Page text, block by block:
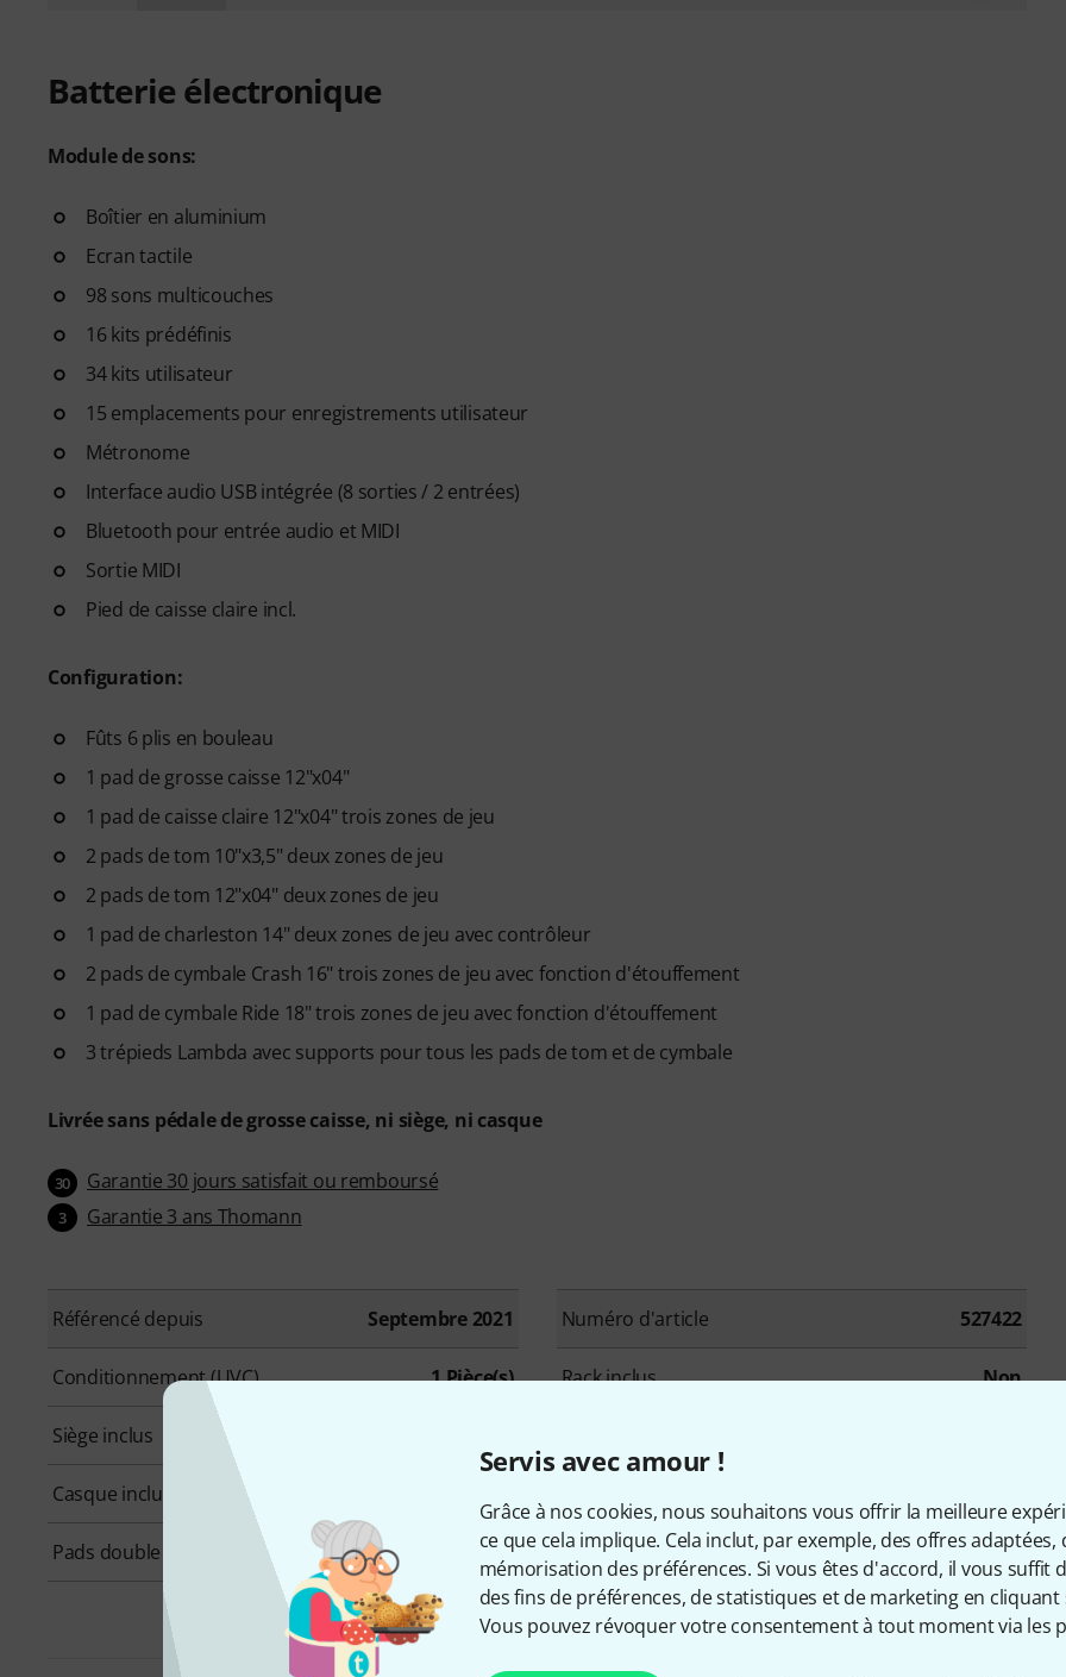
Servis avec amour !
Grâce à nos cookies, nous souhaitons vous offrir la meilleure
ce que cela implique. Cela inclut, par exemple, des offres
mémorisation des préférences. Si vous êtes d'accord, il vous suffit
des fins de préférences, de statistiques et de marketing en
Vous pouvez révoquer votre consentement à tout moment via les
Batterie électronique
Module de sons:
Boîtier en aluminium
Ecran tactile
98 sons multicouches
16 kits prédéfinis
34 kits utilisateur
15 emplacements pour enregistrements utilisateur
Métronome
Interface audio USB intégrée (8 sorties / 2 entrées)
Bluetooth pour entrée audio et MIDI
Sortie MIDI
Pied de caisse claire incl.
Configuration:
Fûts 6 plis en bouleau
1 pad de grosse caisse 12"x04"
1 pad de caisse claire 12"x04" trois zones de jeu
2 pads de tom 10"x3,5" deux zones de jeu
2 pads de tom 12"x04" deux zones de jeu
1 pad de charleston 14" deux zones de jeu avec contrôleur
2 pads de cymbale Crash 16" trois zones de jeu avec fonction d'étouffement
1 pad de cymbale Ride 18" trois zones de jeu avec fonction d'étouffement
3 trépieds Lambda avec supports pour tous les pads de tom et de cymbale
Livrée sans pédale de grosse caisse, ni siège, ni casque
30 Garantie 30 jours satisfait ou remboursé
3 Garantie 3 ans Thomann
Référencé depuis Septembre 2021 Numéro d'article 527422
Conditionnement (UVC) 1 Pièce(s) Rack inclus Non
Siège inclus
Casque inclus
Pads double zone Oui Nombre de sorties directes 2